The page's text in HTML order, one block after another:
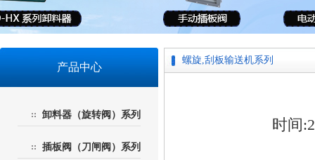
产品中心
卸料器（旋转阀）系列
插板阀（刀闸阀）系列
螺旋,刮板输送机系列
时间